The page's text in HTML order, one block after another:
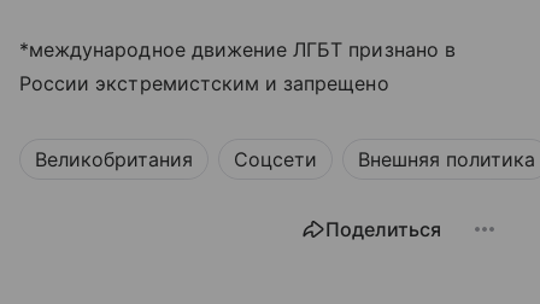
*международное движение ЛГБТ признано в
России экстремистским и запрещено
Великобритания Соцсети Внешняя политика
Поделиться